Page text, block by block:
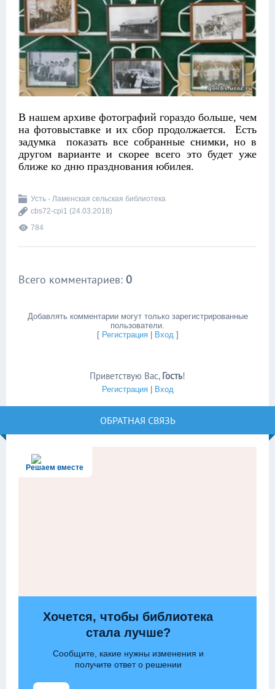
В нашем архиве фотографий гораздо больше, чем
на фотовыставке и их сбор продолжается. Есть
задумка показать все собранные снимки, но в
другом варианте и скорее всего это будет уже
ближе ко дню празднования юбилея.
Усть - Ламенская сельская библиотека
cbs72-cpi1 (24.03.2018)
784
Всего комментариев: 0
Добавлять комментарии могут только зарегистрированные
пользователи.
[ Регистрация| Вход]
Приветствую Вас, Гость!
Регистрация| Вход
ОБРАТНАЯ СВЯЗЬ
Решаем вместе
Хочется, чтобы библиотека
стала лучше?
Сообщите, какие нужны изменения и
получите ответ о решении